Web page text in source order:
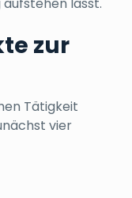
zur
Tätigkeit
vier